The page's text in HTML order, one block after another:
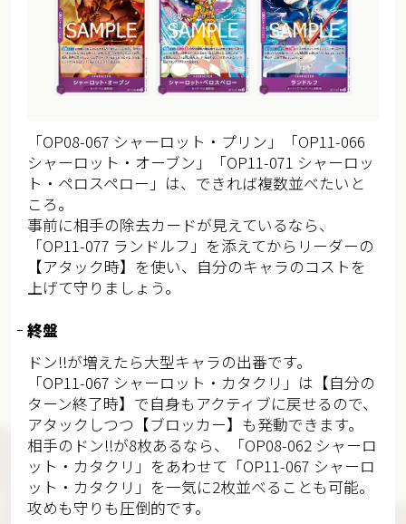
「OP08-067 シャーロット・プリン」「OP11-066
シャーロット・オーブン」「OP11-071 シャーロッ
ト・ペロスペロー」は、できれば複数並べたいと
ころ。
事前に相手の除去カードが見えているなら、
「OP11-077 ランドルフ」を添えてからリーダーの
【アタック時】を使い、自分のキャラのコストを
上げて守りましょう。
終盤
ドン!!が増えたら大型キャラの出番です。
「OP11-067 シャーロット・カタクリ」は【自分の
ターン終了時】で自身もアクティブに戻せるので、
アタックしつつ【ブロッカー】も発動できます。
相手のドン!!が8枚あるなら、「OP08-062 シャーロ
ット・カタクリ」をあわせて「OP11-067 シャーロ
ット・カタクリ」を一気に2枚並べることも可能。
攻めも守りも圧倒的です。